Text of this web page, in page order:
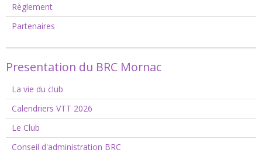
Règlement
Partenaires
Presentation du BRC Mornac
La vie du club
Calendriers VTT 2026
Le Club
Conseil d'administration BRC